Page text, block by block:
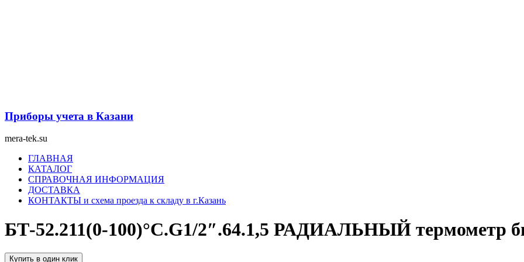
Приборы учета в Казани
mera-tek.su
МенюГЛАВНАЯ
КАТАЛОГ
СПРАВОЧНАЯ ИНФОРМАЦИЯ
ДОСТАВКА
КОНТАКТЫ и схема проезда к складу в г.Казань
БТ-52.211(0-100)°С.G1/2″.64.1,5 РАДИАЛЬНЫЙ термометр
Купить в один клик